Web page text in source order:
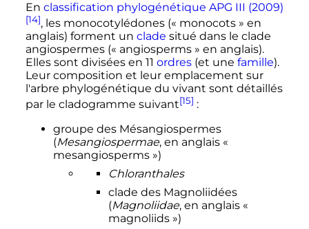
En classification phylogénétique APG III (2009)
[14], les monocotylédones (« monocots » en
anglais) forment un clade situé dans le clade
angiospermes (« angiosperms » en anglais).
Elles sont divisées en 11 ordres(et une famille).
Leur composition et leur emplacement sur
l'arbre phylogénétique du vivant sont détaillés
par le cladogramme suivant[15] :
groupe des Mésangiospermes
(Mesangiospermae, en anglais «
mesangiosperms»)
Chloranthales
clade des Magnoliidées
(Magnoliidae, en anglais «
magnoliids »)